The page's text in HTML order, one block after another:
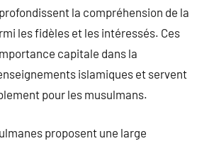
la compréhension de la
les fidèles et les intéressés. Ces
capitale dans la
islamiques et servent
pour les musulmans.
proposent une large